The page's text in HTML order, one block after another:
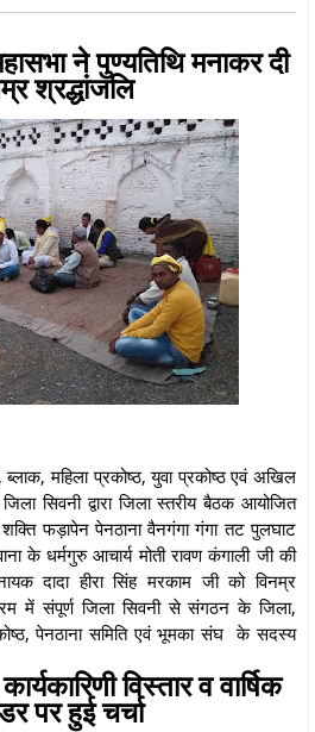
ने पुण्यतिथि मनाकर दी
श्रद्धांजलि
ब्लाक, महिला प्रकोष्ठ, युवा प्रकोष्ठ एवं अखिल
सिवनी द्वारा जिला स्तरीय बैठक आयोजित
फड़ापेन पेनठाना वैनगंगा गंगा तट पुलघाट
के धर्मगुरु आचार्य मोती रावण कंगाली जी की
दादा हीरा सिंह मरकाम जी को विनम्र
में संपूर्ण जिला सिवनी से संगठन के जिला,
पेनठाना समिति एवं भूमका संघ के सदस्य
विस्तार व वार्षिक
पर हुई चर्चा